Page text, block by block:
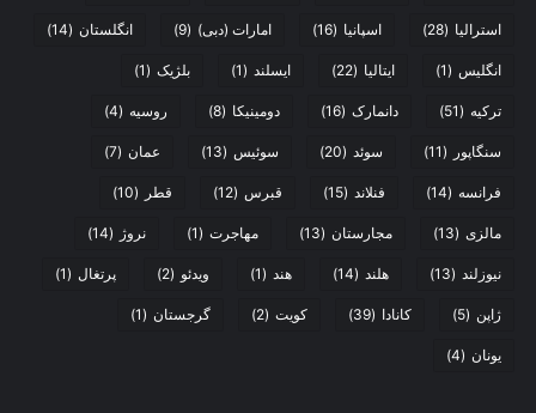
استرالیا (28) اسپانیا (16) امارات (دبی) (9) انگلستان (14)
انگلیس (1) ایتالیا (22) ایسلند (1) بلژیک (1)
ترکیه (51) دانمارک (16) دومینیکا (8) روسیه (4)
سنگاپور (11) سوئد (20) سوئیس (13) عمان (7)
فرانسه (14) فنلاند (15) قبرس (12) قطر (10)
مالزی (13) مجارستان (13) مهاجرت (1) نروژ (14)
نیوزلند (13) هلند (14) هند (1) ویدئو (2) پرتغال (1)
ژاپن (5) کانادا (39) کویت (2) گرجستان (1)
یونان (4)